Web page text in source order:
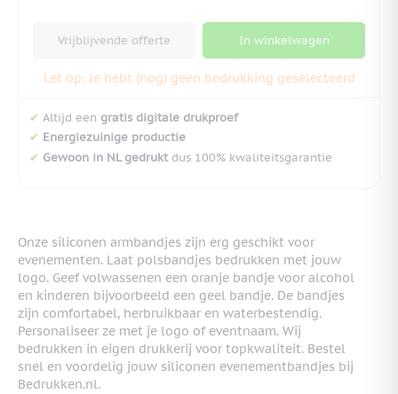
Vrijblijvende offerte In winkelwagen
Let op: Je hebt (nog) geen bedrukking geselecteerd
✔ Altijd een gratis digitale drukproef
✔ Energiezuinige productie
✔ Gewoon in NL gedruktdus 100% kwaliteitsgarantie
Onze siliconen armbandjes zijn erg geschikt voor
evenementen. Laat polsbandjes bedrukken met jouw
logo. Geef volwassenen een oranje bandje voor alcohol
en kinderen bijvoorbeeld een geel bandje. De bandjes
zijn comfortabel, herbruikbaar en waterbestendig.
Personaliseer ze met je logo of eventnaam. Wij
bedrukken in eigen drukkerij voor topkwaliteit. Bestel
snel en voordelig jouw siliconen evenementbandjes bij
Bedrukken.nl.